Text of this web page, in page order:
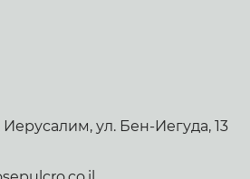
ул. Бен-Иегуда, 13